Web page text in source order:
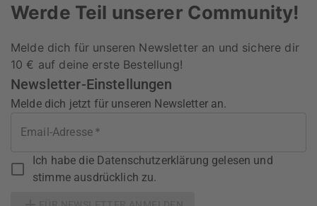
Werde Teil unserer Community!
Melde dich für unseren Newsletter an und sichere dir
10 € auf deine erste Bestellung!
Newsletter-Einstellungen
Melde dich jetzt für unseren Newsletter an.
Email-Adresse *
Ich habe die Datenschutzerklärung gelesen und
stimme ausdrücklich zu.